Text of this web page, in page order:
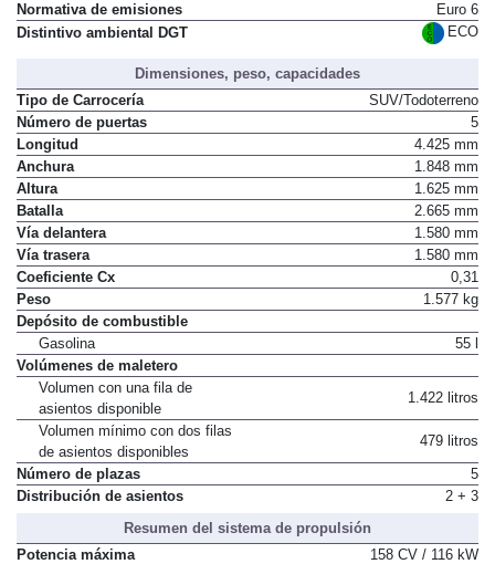
Normativa de emisiones
Euro 6
Distintivo ambiental DGT
ECO
Dimensiones, peso, capacidades
Tipo de Carrocería
SUV/Todoterreno
Número de puertas
5
Longitud
4.425 mm
Anchura
1.848 mm
Altura
1.625 mm
Batalla
2.665 mm
Vía delantera
1.580 mm
Vía trasera
1.580 mm
Coeficiente Cx
0,31
Peso
1.577 kg
Depósito de combustible
Gasolina
55 l
Volúmenes de maletero
Volumen con una fila de
asientos disponible
1.422 litros
Volumen mínimo con dos filas
de asientos disponibles
479 litros
Número de plazas
5
Distribución de asientos
2 + 3
Resumen del sistema de propulsión
Potencia máxima
158 CV / 116 kW